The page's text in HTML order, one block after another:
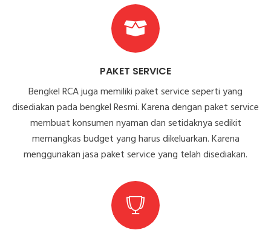
PAKET SERVICE
Bengkel RCA juga memiliki paket service seperti yang
disediakan pada bengkel Resmi. Karena dengan paket service
membuat konsumen nyaman dan setidaknya sedikit
memangkas budget yang harus dikeluarkan. Karena
menggunakan jasa paket service yang telah disediakan.